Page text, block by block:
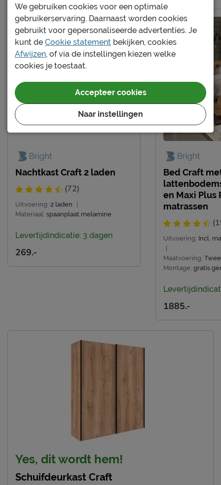
Materiaal spaanplaat melamine
Goed om te weten
Onderhoud
Afnemen met een
vochtige doek
Beter Bed voorwaarden
Montage
niet inbegrepen
Leveranciersinformatie
Naam Beter Bed B.V.
Locatie
Postbus 716, 5400 AS,
Uden, Nederland
Emailadres
info@beterbed.nl
Nachtkast Craft 2 laden
(72)
Uitvoering: 2 laden
Materiaal: spaanplaat melamine
Levertijdindicatie: 3 dagen
269.-
Bed Craft
en Maxi Plus
matrassen
Uitvoering: Incl.
Maatvoering:
Montage: gratis
1885.-
Yes, dit wordt hem!
Schuifdeurkast Craft
We gebruiken cookies voor een optimale
gebruikerservaring. Daarnaast worden cookies
gebruikt voor gepersonaliseerde advertenties. Je
kunt de Cookie statement bekijken, cookies
Afwijzen, of via de instellingen kiezen welke
cookies je toestaat.
Naar instellingen
Accepteer cookies